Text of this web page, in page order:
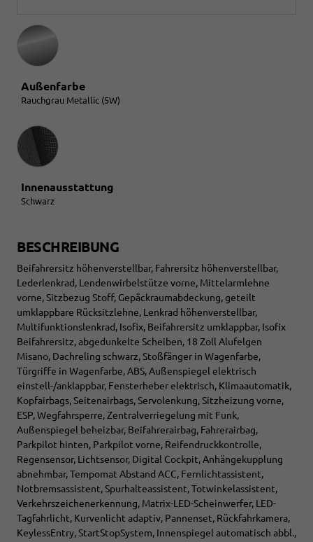
Außenfarbe
Rauchgrau Metallic (5W)
Innenausstattung
Innenausstattung
Schwarz
BESCHREIBUNG
Beifahrersitz höhenverstellbar, Fahrersitz höhenverstellbar,
Lederlenkrad, Lendenwirbelstütze vorne, Mittelarmlehne
vorne, Sitzbezug Stoff, Gepäckraumabdeckung, geteilt
umklappbare Rücksitzlehne, Lenkrad höhenverstellbar,
Multifunktionslenkrad, Isofix, Beifahrersitz umklappbar, Isofix
Beifahrersitz, abgedunkelte Scheiben, 18 Zoll Alufelgen
Misano, Dachreling schwarz, Stoßfänger in Wagenfarbe,
Türgriffe in Wagenfarbe, ABS, Außenspiegel elektrisch
einstell-/anklappbar, Fensterheber elektrisch, Klimaautomatik,
Kopfairbags, Seitenairbags, Servolenkung, Sitzheizung vorne,
ESP, Wegfahrsperre, Zentralverriegelung mit Funk,
Außenspiegel beheizbar, Beifahrerairbag, Fahrerairbag,
Parkpilot hinten, Parkpilot vorne, Reifendruckkontrolle,
Regensensor, Lichtsensor, Digital Cockpit, Anhängekupplung
abnehmbar, Tempomat Abstand ACC, Fernlichtassistent,
Notbremsassistent, Spurhalteassistent, Totwinkelassistent,
Verkehrszeichenerkennung, Matrix-LED-Scheinwerfer, LED-
Tagfahrlicht, Kurvenlicht adaptiv, Pannenset, Rückfahrkamera,
KeylessEntry, StartStopSystem, Innenspiegel automatisch abbl.,